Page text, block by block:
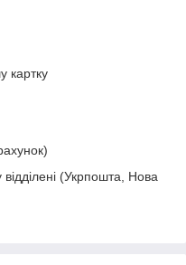
картку
(Укрпошта, Нова